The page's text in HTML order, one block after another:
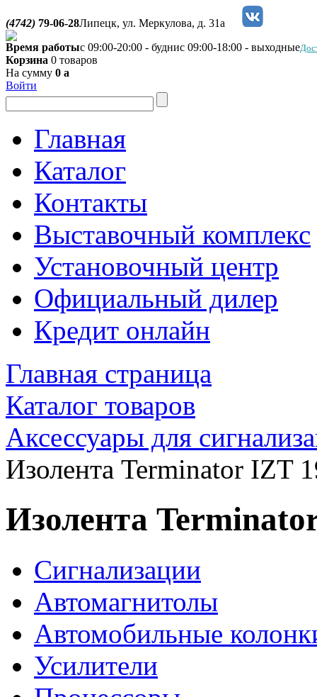
(4742) 79-06-28Липецк, ул. Меркулова, д. 31а
Время работыс 09:00-20:00 - буднис 09:00-18:00 - выходные
Корзина 0 товаров
На сумму 0 a
Войти
Главная
Каталог
Контакты
Выставочный комплекс
Установочный центр
Официальный дилер
Кредит онлайн
Главная страница
Каталог товаров
Аксессуары для
Изолента Terminator IZT
Изолента
Сигнализации
Автомагнитолы
Автомобильные
Усилители